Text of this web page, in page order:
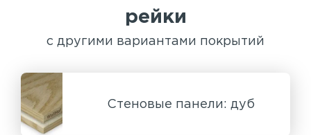
рейки
с другими вариантами покрытий
Стеновые панели: дуб